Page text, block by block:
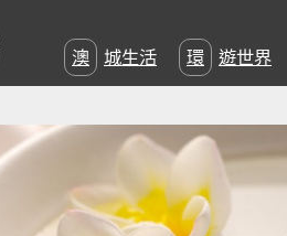
澳城生活 環遊世界